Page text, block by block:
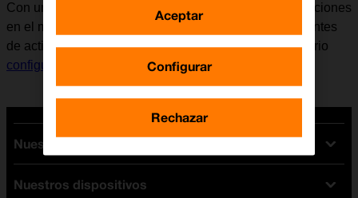
Con una Cuenta de Apple se tiene acceso a varias funciones
en el móvil, por ejemplo, iCloud, App Store y iTunes. Antes
de activar una Cuenta de Apple en el móvil, es necesario
configurar el móvil para internet.
Nuestras tarifas
Tarifas Orange
Nuestros dispositivos
Configurar
Rechazar
Aceptar